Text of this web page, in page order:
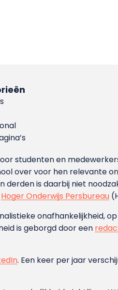
studenten en
over voor hen relevante
is daarbij niet
Hoger Onderwijs Persbureau
onafhankelijkheid,
is geborgd door een
. Een keer per jaar